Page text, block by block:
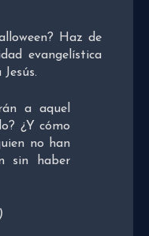
Haz de
evangelística
a aquel
¿Y cómo
no han
sin haber